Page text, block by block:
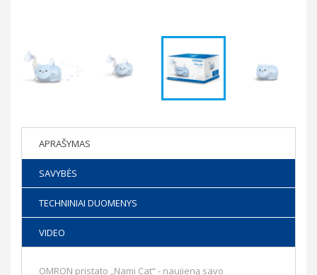
APRAŠYMAS
SAVYBĖS
TECHNINIAI DUOMENYS
VIDEO
OMRON pristato „Nami Cat“ - naujieną savo